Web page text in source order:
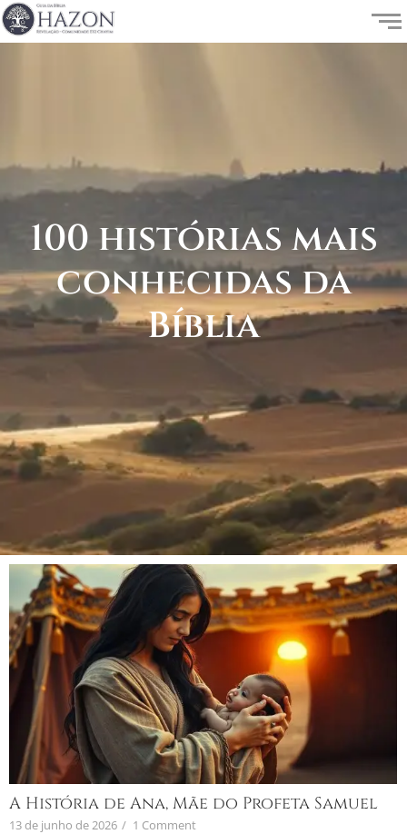
100 histórias mais
conhecidas da
Bíblia
A História de Ana, Mãe do Profeta Samuel
13 de junho de 2026 / 1 Comment